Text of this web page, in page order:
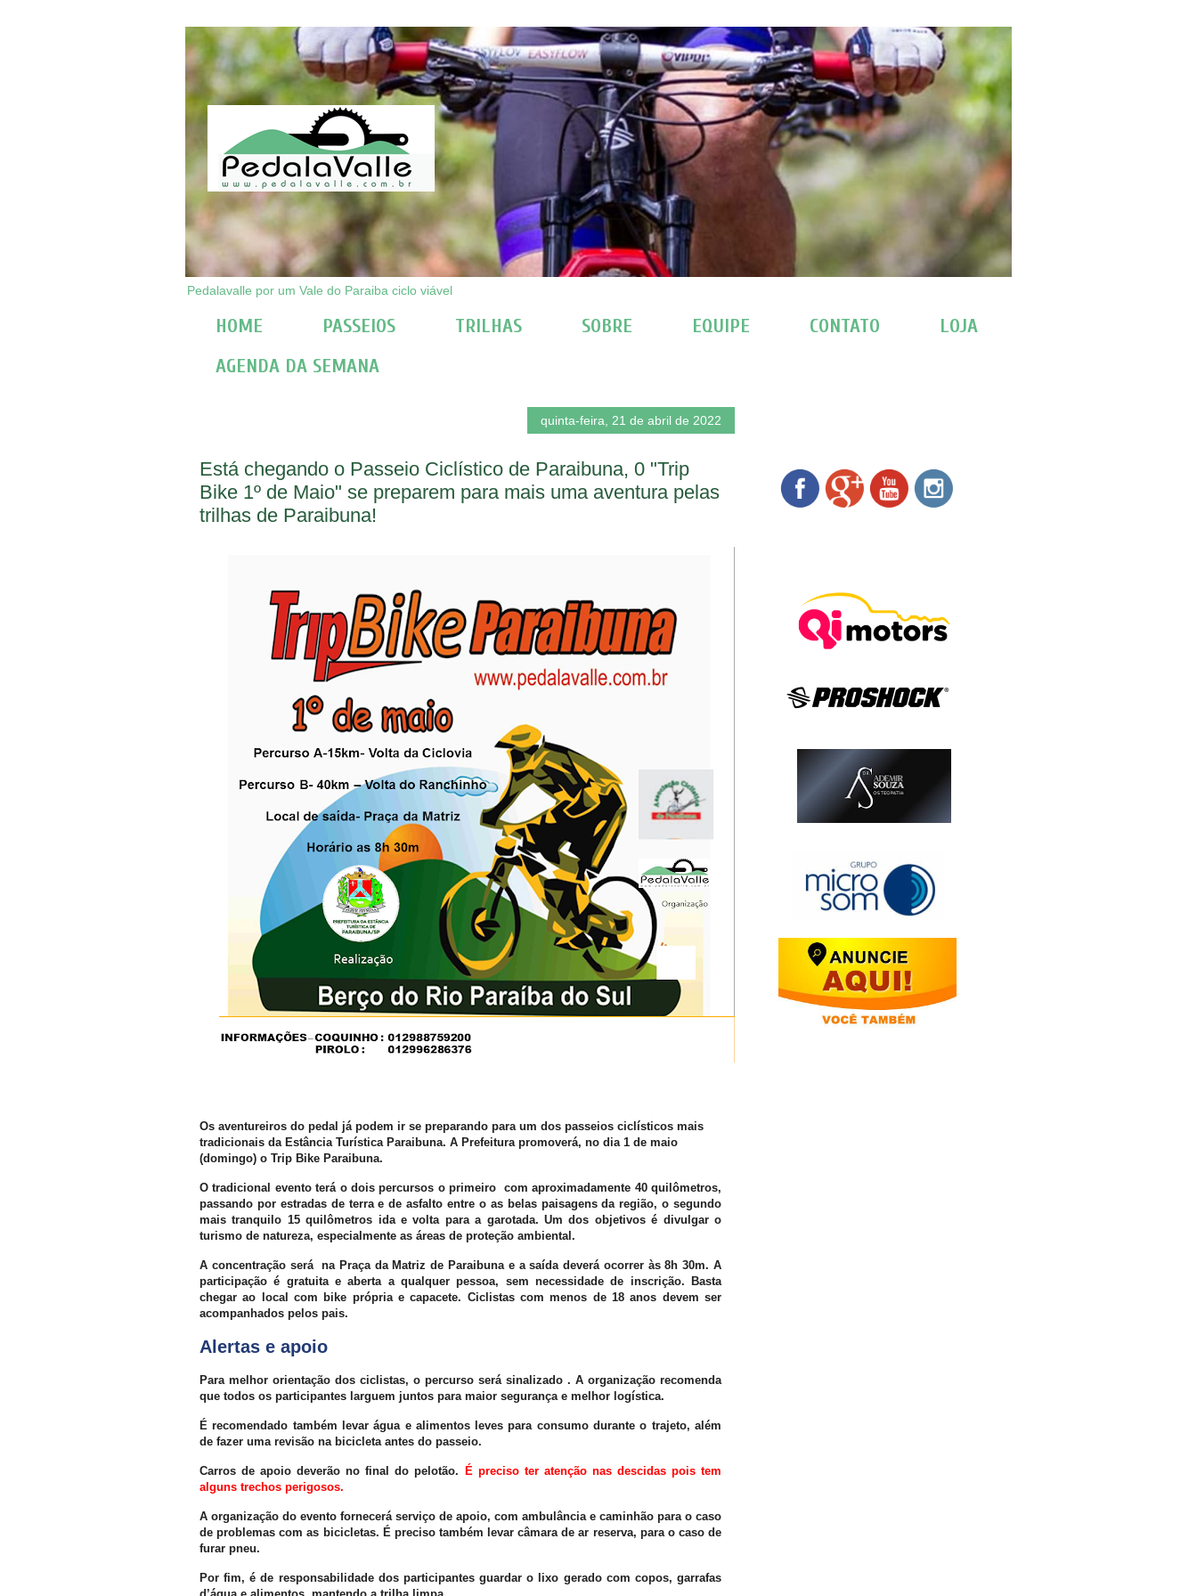
Pedalavalle por um Vale do Paraiba ciclo viável
HOME PASSEIOS TRILHAS SOBRE EQUIPE CONTATO
LOJA
AGENDA DA SEMANA
quinta-feira, 21 de abril de 2022
Está chegando o Passeio Ciclístico de Paraibuna, 0 "Trip
Bike 1º de Maio" se preparem para mais uma aventura pelas
trilhas de Paraibuna!
Os aventureiros do pedal já podem ir se preparando para um dos passeios ciclísticos mais
tradicionais da Estância Turística Paraibuna. A Prefeitura promoverá, no dia 1 de maio
(domingo) o Trip Bike Paraibuna.
O tradicional evento terá o dois percursos o primeiro com aproximadamente 40 quilômetros,
passando por estradas de terra e de asfalto entre o as belas paisagens da região, o segundo
mais tranquilo 15 quilômetros ida e volta para a garotada. Um dos objetivos é divulgar o
turismo de natureza, especialmente as áreas de proteção ambiental.
A concentração será na Praça da Matriz de Paraibuna e a saída deverá ocorrer às 8h 30m. A
participação é gratuita e aberta a qualquer pessoa, sem necessidade de inscrição. Basta
chegar ao local com bike própria e capacete. Ciclistas com menos de 18 anos devem ser
acompanhados pelos pais.
Alertas e apoio
Para melhor orientação dos ciclistas, o percurso será sinalizado . A organização recomenda
que todos os participantes larguem juntos para maior segurança e melhor logística.
É recomendado também levar água e alimentos leves para consumo durante o trajeto, além
de fazer uma revisão na bicicleta antes do passeio.
Carros de apoio deverão no final do pelotão.
É preciso ter atenção nas descidas pois tem
alguns trechos perigosos.
A organização do evento fornecerá serviço de apoio, com ambulância e caminhão para o caso
de problemas com as bicicletas. É preciso também levar câmara de ar reserva, para o caso de
furar pneu.
Por fim, é de responsabilidade dos participantes guardar o lixo gerado com copos, garrafas